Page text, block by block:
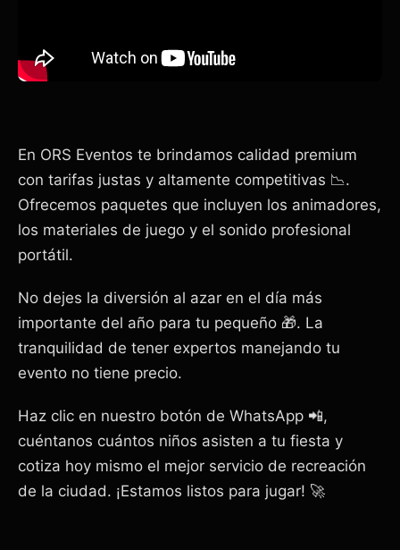
En ORS Eventos te brindamos calidad premium
con tarifas justas y altamente competitivas 📉.
Ofrecemos paquetes que incluyen los animadores,
los materiales de juego y el sonido profesional
portátil.
No dejes la diversión al azar en el día más
importante del año para tu pequeño 🎁. La
tranquilidad de tener expertos manejando tu
evento no tiene precio.
Haz clic en nuestro botón de WhatsApp 📲,
cuéntanos cuántos niños asisten a tu fiesta y
cotiza hoy mismo el mejor servicio de recreación
de la ciudad. ¡Estamos listos para jugar! 🚀